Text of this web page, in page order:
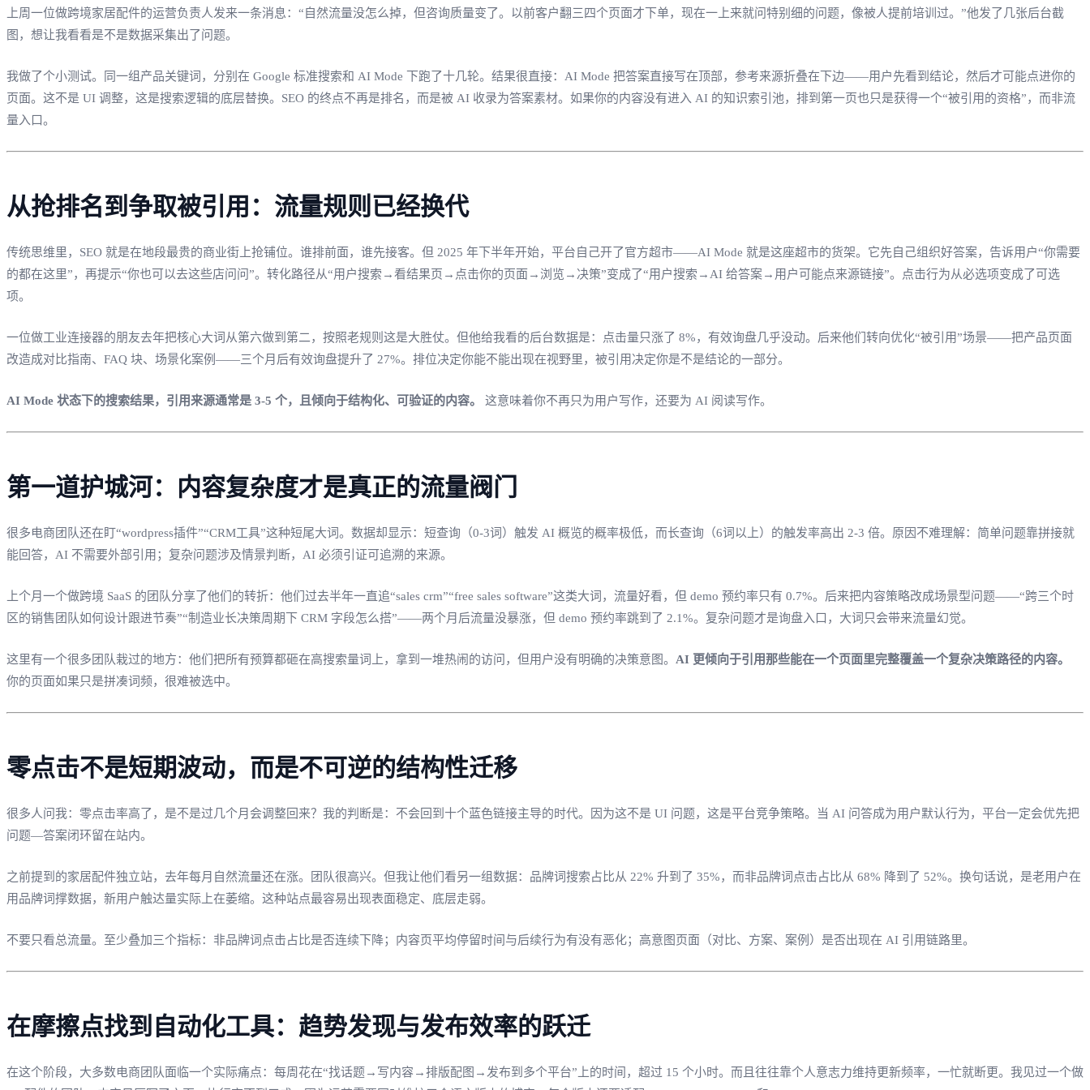
上周一位做跨境家居配件的运营负责人发来一条消息：“自然流量没怎么掉，但咨询质量变了。以前客户翻三四个页面才下单，现在一上来就问特别细的问题，像被人提前培训过。”他发了几张后台截
图，想让我看看是不是数据采集出了问题。
我做了个小测试。同一组产品关键词，分别在 Google 标准搜索和 AI Mode 下跑了十几轮。结果很直接：AI Mode 把答案直接写在顶部，参考来源折叠在下边——用户先看到结论，然后才可能点进你的
页面。这不是 UI 调整，这是搜索逻辑的底层替换。SEO 的终点不再是排名，而是被 AI 收录为答案素材。如果你的内容没有进入 AI 的知识索引池，排到第一页也只是获得一个“被引用的资格”，而非流
量入口。
从抢排名到争取被引用：流量规则已经换代
传统思维里，SEO 就是在地段最贵的商业街上抢铺位。谁排前面，谁先接客。但 2025 年下半年开始，平台自己开了官方超市——AI Mode 就是这座超市的货架。它先自己组织好答案，告诉用户“你需要
的都在这里”，再提示“你也可以去这些店问问”。转化路径从“用户搜索→看结果页→点击你的页面→浏览→决策”变成了“用户搜索→AI 给答案→用户可能点来源链接”。点击行为从必选项变成了可选
项。
一位做工业连接器的朋友去年把核心大词从第六做到第二，按照老规则这是大胜仗。但他给我看的后台数据是：点击量只涨了 8%，有效询盘几乎没动。后来他们转向优化“被引用”场景——把产品页面
改造成对比指南、FAQ 块、场景化案例——三个月后有效询盘提升了 27%。排位决定你能不能出现在视野里，被引用决定你是不是结论的一部分。
AI Mode 状态下的搜索结果，引用来源通常是 3-5 个，且倾向于结构化、可验证的内容。 这意味着你不再只为用户写作，还要为 AI 阅读写作。
第一道护城河：内容复杂度才是真正的流量阀门
很多电商团队还在盯“wordpress插件”“CRM工具”这种短尾大词。数据却显示：短查询（0-3词）触发 AI 概览的概率极低，而长查询（6词以上）的触发率高出 2-3 倍。原因不难理解：简单问题靠拼接就
能回答，AI 不需要外部引用；复杂问题涉及情景判断，AI 必须引证可追溯的来源。
上个月一个做跨境 SaaS 的团队分享了他们的转折：他们过去半年一直追“sales crm”“free sales software”这类大词，流量好看，但 demo 预约率只有 0.7%。后来把内容策略改成场景型问题——“跨三个时
区的销售团队如何设计跟进节奏”“制造业长决策周期下 CRM 字段怎么搭”——两个月后流量没暴涨，但 demo 预约率跳到了 2.1%。复杂问题才是询盘入口，大词只会带来流量幻觉。
这里有一个很多团队栽过的地方：他们把所有预算都砸在高搜索量词上，拿到一堆热闹的访问，但用户没有明确的决策意图。 AI 更倾向于引用那些能在一个页面里完整覆盖一个复杂决策路径的内容。
你的页面如果只是拼凑词频，很难被选中。
零点击不是短期波动，而是不可逆的结构性迁移
很多人问我：零点击率高了，是不是过几个月会调整回来？我的判断是：不会回到十个蓝色链接主导的时代。因为这不是 UI 问题，这是平台竞争策略。当 AI 问答成为用户默认行为，平台一定会优先把
问题—答案闭环留在站内。
之前提到的家居配件独立站，去年每月自然流量还在涨。团队很高兴。但我让他们看另一组数据：品牌词搜索占比从 22% 升到了 35%，而非品牌词点击占比从 68% 降到了 52%。换句话说，是老用户在
用品牌词撑数据，新用户触达量实际上在萎缩。这种站点最容易出现表面稳定、底层走弱。
不要只看总流量。至少叠加三个指标：非品牌词点击占比是否连续下降；内容页平均停留时间与后续行为有没有恶化；高意图页面（对比、方案、案例）是否出现在 AI 引用链路里。
在摩擦点找到自动化工具：趋势发现与发布效率的跃迁
在这个阶段，大多数电商团队面临一个实际痛点：每周花在“找话题→写内容→排版配图→发布到多个平台”上的时间，超过 15 个小时。而且往往靠个人意志力维持更新频率，一忙就断更。我见过一个做